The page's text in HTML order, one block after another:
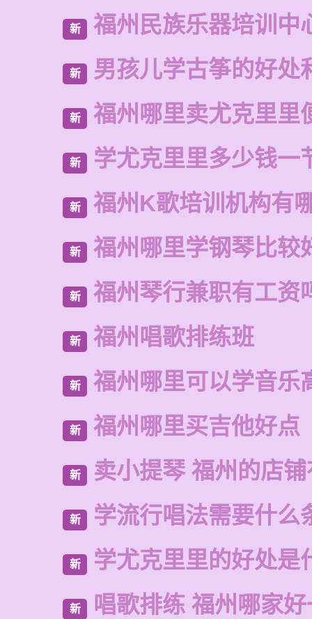
新 福州民族乐器培训中
新 男孩儿学古筝的好处
新 福州哪里卖尤克里里
新 学尤克里里多少钱一
新 福州K歌培训机构有
新 福州哪里学钢琴比较
新 福州琴行兼职有工资
新 福州唱歌排练班
新 福州哪里可以学音乐
新 福州哪里买吉他好点
新 卖小提琴 福州的店
新 学流行唱法需要什么
新 学尤克里里的好处是
新 唱歌排练 福州哪家